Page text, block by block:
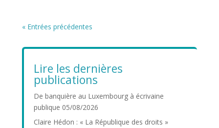
« Entrées précédentes
Lire les dernières
publications
De banquière au Luxembourg à écrivaine
publique 05/08/2026
Claire Hédon : « La République des droits »